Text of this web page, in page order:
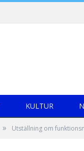
KULTUR
» Utställning om